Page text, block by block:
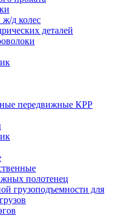
ж/д колес
деталей
передвижные КРР
полотенец
грузоподъемности для